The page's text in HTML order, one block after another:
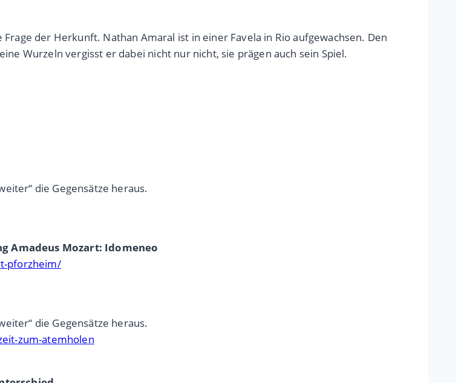
der Herkunft. Nathan Amaral ist in einer Favela in Rio aufgewachsen. Den
Wurzeln vergisst er dabei nicht nur nicht, sie prägen auch sein Spiel.
die Gegensätze heraus.
Amadeus Mozart: Idomeneo
pforzheim/
die Gegensätze heraus.
zum-atemholen